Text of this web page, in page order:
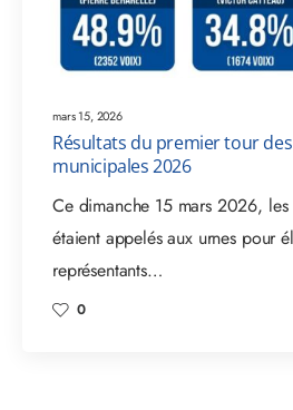
mars 15, 2026
Résultats du premier tour
municipales 2026
Ce dimanche 15 mars 2026,
étaient appelés aux urnes pour
représentants…
0